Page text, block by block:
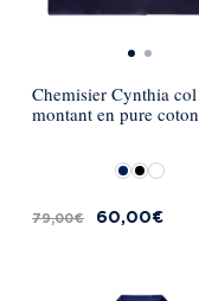
Chemisier Cynthia col
montant en pure coton
79,00 € 60,00 €